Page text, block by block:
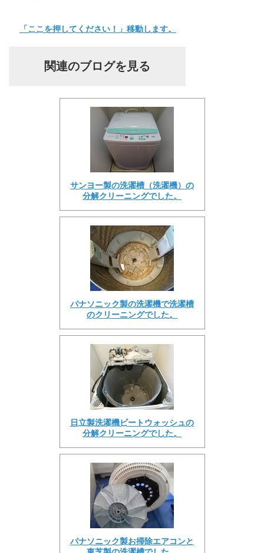
「ここを押してください！」移動します。
関連のブログを見る
サンヨー製の洗濯槽（洗濯機）の
分解クリーニングでした。
パナソニック製の洗濯機で洗濯槽
のクリーニングでした。
日立製洗濯機ビートウォッシュの
分解クリーニングでした。
パナソニック製お掃除エアコンと